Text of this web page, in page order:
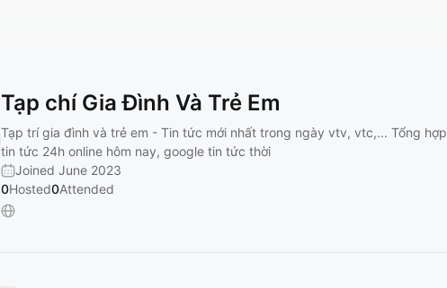
Tạp chí Gia Đình Và Trẻ Em
Tạp trí gia đình và trẻ em - Tin tức mới nhất trong ngày vtv, vtc,... Tổng hợp
tin tức 24h online hôm nay, google tin tức thời
Joined June 2023
0Hosted0Attended